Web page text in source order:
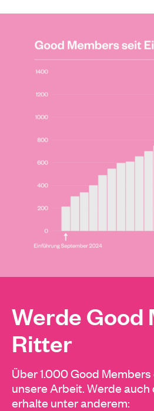
Werde Good
Ritter
Über 1.000 Good
unsere Arbeit. Werde auch
erhalte unter anderem: